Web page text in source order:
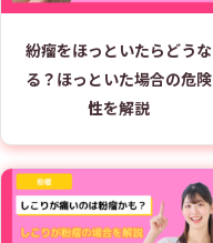
紛瘤をほっといたらどうな
る？ほっといた場合の危険
性を解説